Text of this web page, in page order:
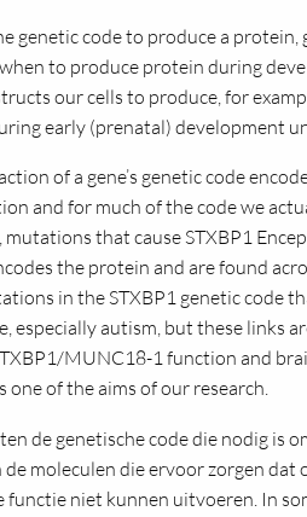
genetic code to produce a protein,
to produce protein during
our cells to produce, for
early (prenatal) development
of a gene’s genetic code
and for much of the code we
mutations that cause STXBP1
the protein and are found
in the STXBP1 genetic code
especially autism, but these links
MUNC18-1 function and
one of the aims of our research.
de genetische code die nodig is
moleculen die ervoor zorgen
functie niet kunnen uitvoeren. In